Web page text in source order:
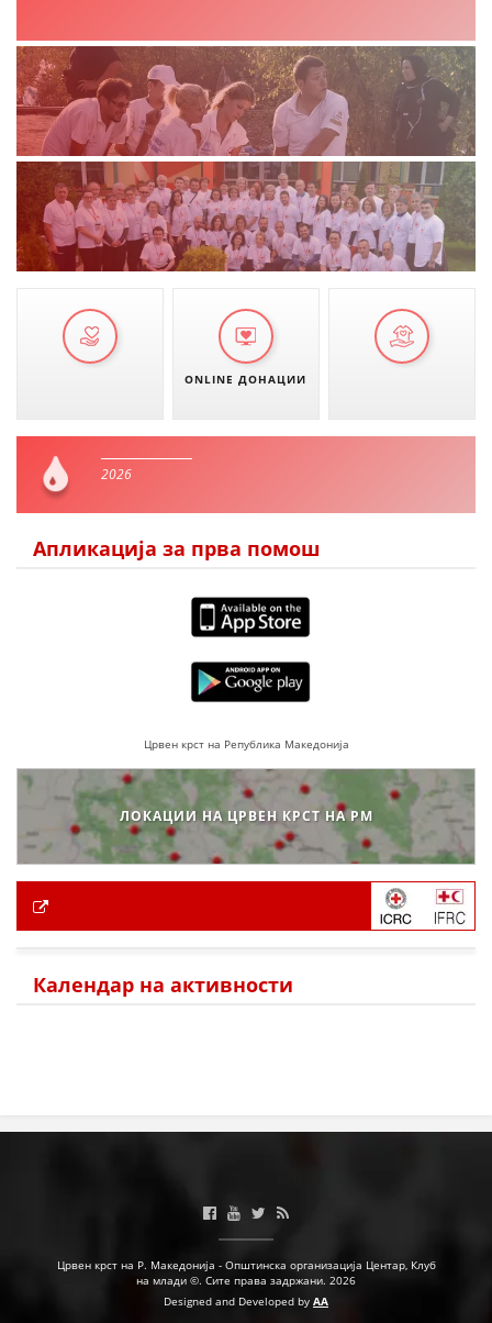
ONLINE ДОНАЦИИ
2026
Апликација за прва помош
Црвен крст на Република Македонија
ЛОКАЦИИ НА ЦРВЕН КРСТ НА РМ
Календар на активности
Црвен крст на Р. Македонија - Општинска организација Центар, Клуб
на млади ©. Сите права задржани. 2026
Designed and Developed by AA